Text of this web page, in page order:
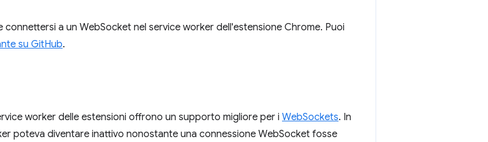
a un WebSocket nel service worker dell'estensione Chrome. Puoi
su GitHub.
worker delle estensioni offrono un supporto migliore per i WebSockets. In
poteva diventare inattivo nonostante una connessione WebSocket fosse